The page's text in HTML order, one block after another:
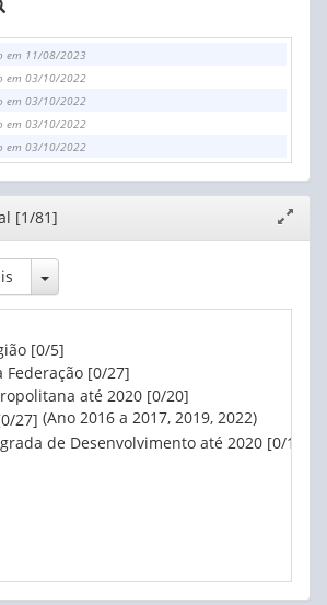
em 11/08/2023
em 03/10/2022
em 03/10/2022
em 03/10/2022
em 03/10/2022
janela
[1/81]
Toggle Dropdown
[0/5]
Federação [0/27]
até 2020 [0/20]
27] (Ano 2016 a 2017, 2019, 2022)
de Desenvolvimento até 2020 [0/1]